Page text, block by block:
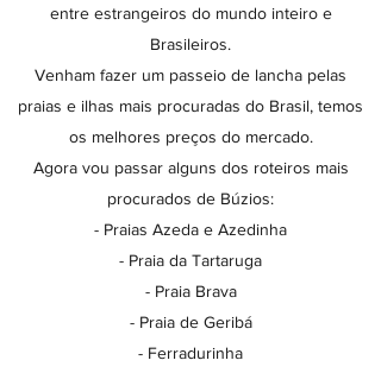
entre estrangeiros do mundo inteiro e
Brasileiros.
Venham fazer um passeio de lancha pelas
praias e ilhas mais procuradas do Brasil, temos
os melhores preços do mercado.
Agora vou passar alguns dos roteiros mais
procurados de Búzios:
- Praias Azeda e Azedinha
- Praia da Tartaruga
- Praia Brava
- Praia de Geribá
- Ferradurinha